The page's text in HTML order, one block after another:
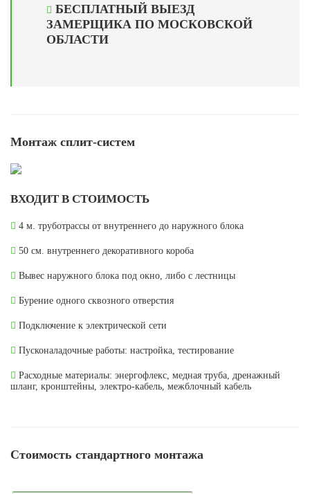
БЕСПЛАТНЫЙ ВЫЕЗД
ЗАМЕРЩИКА ПО МОСКОВСКОЙ
ОБЛАСТИ
Монтаж сплит-систем
ВХОДИТ В СТОИМОСТЬ
4 м. труботрассы от внутреннего до наружного блока
50 см. внутреннего декоративного короба
Вывес наружного блока под окно, либо с лестницы
Бурение одного сквозного отверстия
Подключение к электрической сети
Пусконаладочные работы: настройка, тестирование
Расходные материалы: энергофлекс, медная труба, дренажный
шланг, кронштейны, электро-кабель, межблочный кабель
Стоимость стандартного монтажа